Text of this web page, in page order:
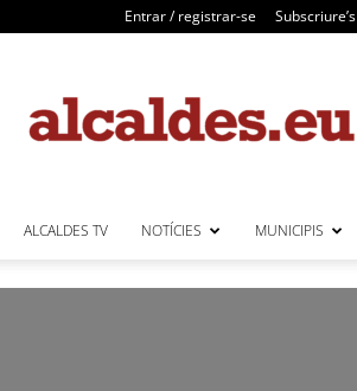
Entrar / registrar-se Subscriure’s
ALCALDES TV NOTÍCIES MUNICIPIS